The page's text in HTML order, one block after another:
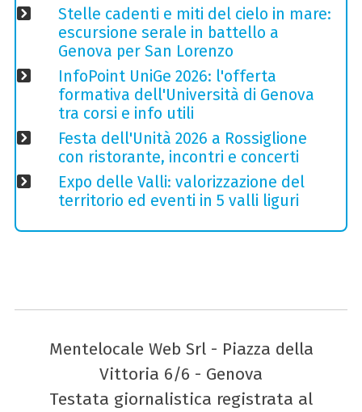
Stelle cadenti e miti del cielo in mare:
escursione serale in battello a
Genova per San Lorenzo
InfoPoint UniGe 2026: l'offerta
formativa dell'Università di Genova
tra corsi e info utili
Festa dell'Unità 2026 a Rossiglione
con ristorante, incontri e concerti
Expo delle Valli: valorizzazione del
territorio ed eventi in 5 valli liguri
Mentelocale Web Srl - Piazza della
Vittoria 6/6 - Genova
Testata giornalistica registrata al